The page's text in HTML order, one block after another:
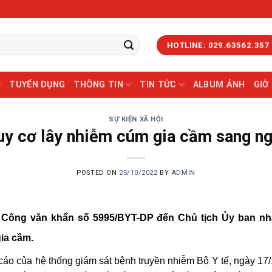
HOTLINE: 029.63562.357
TUYỂN DỤNG THÔNG TIN TIN TỨC ALBUM ẢNH GIỜ
SỰ KIỆN XÃ HỘI
cơ lây nhiễm cúm gia cầm sang
POSTED ON 25/10/2022 BY ADMIN
văn khẩn số 5995/BYT-DP đến Chủ tịch Ủy ban
cầm.
của hệ thống giám sát bệnh truyền nhiễm Bộ Y tế, ngày